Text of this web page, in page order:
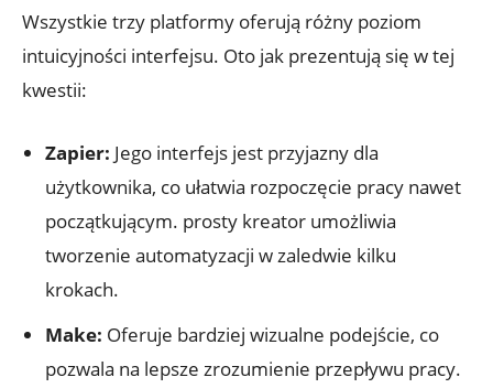
Wszystkie ‌trzy platformy oferują różny poziom
intuicyjności interfejsu. Oto jak prezentują ⁤się ⁣w tej
kwestii:
Zapier: Jego interfejs jest przyjazny dla
użytkownika, co ułatwia ​rozpoczęcie pracy nawet
początkującym. prosty kreator umożliwia
tworzenie automatyzacji w zaledwie kilku
krokach.
Make: Oferuje bardziej wizualne podejście, co
pozwala na lepsze zrozumienie ​przepływu pracy.